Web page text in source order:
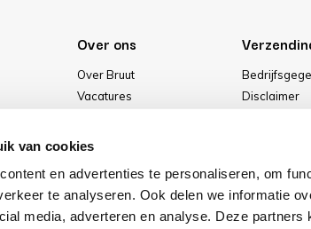
van cookies
en advertenties te personaliseren, om
te analyseren. Ook delen we informatie
media, adverteren en analyse. Deze partners
Over ons
Over Bruut
Vacatures
Onze winkel
Disclaimer